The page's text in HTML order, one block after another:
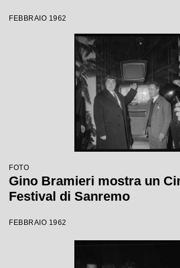
FEBBRAIO 1962
FOTO
Gino Bramieri mostra un
Festival di Sanremo
FEBBRAIO 1962